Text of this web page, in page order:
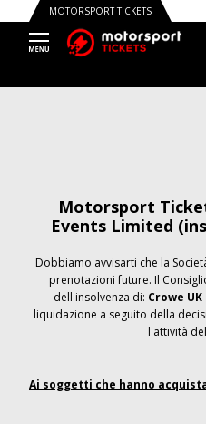
MOTORSPORT TICKETS
Motorsport
Events Limited
Dobbiamo avvisarti che la
prenotazioni future. Il
dell'insolvenza di: Crowe UK
liquidazione a seguito della
l'attività
Ai soggetti che hanno